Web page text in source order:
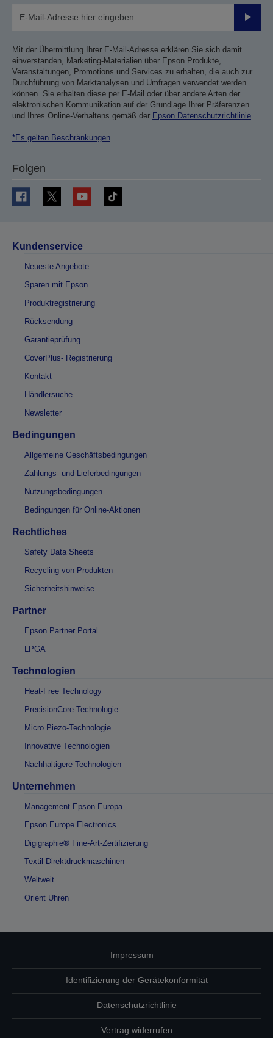
Mit der Übermittlung Ihrer E-Mail-Adresse erklären Sie sich damit
einverstanden, Marketing-Materialien über Epson Produkte,
Veranstaltungen, Promotions und Services zu erhalten, die auch zur
Durchführung von Marktanalysen und Umfragen verwendet werden
können. Sie erhalten diese per E-Mail oder über andere Arten der
elektronischen Kommunikation auf der Grundlage Ihrer Präferenzen
und Ihres Online-Verhaltens gemäß der Epson Datenschutzrichtlinie
*Es gelten Beschränkungen
Folgen
Kundenservice
Neueste Angebote
Sparen mit Epson
Produktregistrierung
Rücksendung
Garantieprüfung
CoverPlus- Registrierung
Kontakt
Händlersuche
Newsletter
Bedingungen
Allgemeine Geschäftsbedingungen
Zahlungs- und Lieferbedingungen
Nutzungsbedingungen
Bedingungen für Online-Aktionen
Rechtliches
Safety Data Sheets
Recycling von Produkten
Sicherheitshinweise
Partner
Epson Partner Portal
LPGA
Technologien
Heat-Free Technology
PrecisionCore-Technologie
Micro Piezo-Technologie
Innovative Technologien
Nachhaltigere Technologien
Unternehmen
Management Epson Europa
Epson Europe Electronics
Digigraphie® Fine-Art-Zertifizierung
Textil-Direktdruckmaschinen
Weltweit
Orient Uhren
Impressum
Identifizierung der Gerätekonformität
Datenschutzrichtlinie
Vertrag widerrufen